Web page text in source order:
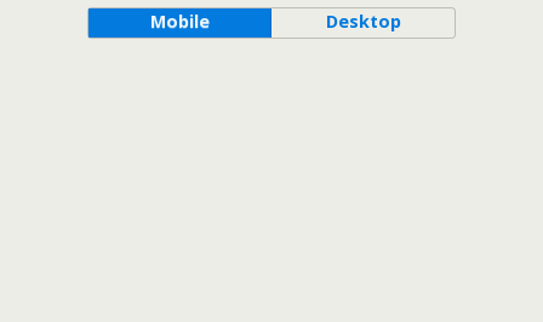
Mobile Desktop